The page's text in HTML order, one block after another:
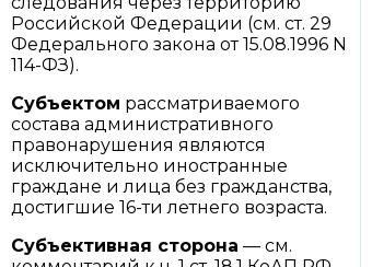
Российской Федерации (см. ст. 29
Федерального закона от 15.08.1996 N
114-ФЗ).
Субъектом рассматриваемого
состава административного
правонарушения являются
исключительно иностранные
граждане и лица без гражданства,
достигшие 16-ти летнего возраста.
Субъективная сторона — см.